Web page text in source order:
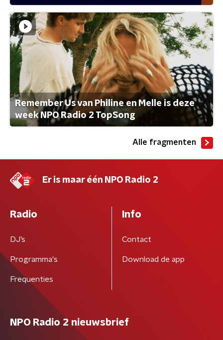
Remember Us van Philine en Melle is deze
week NPO Radio 2 TopSong
Alle fragmenten
Er is maar één NPO Radio 2
Radio
DJ’s
Programma's
Frequenties
Info
Contact
Download de app
NPO Radio 2 nieuwsbrief